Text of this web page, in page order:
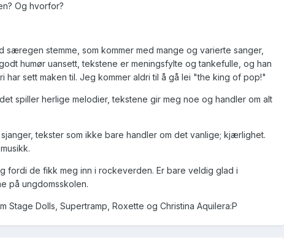
Og hvorfor?
særegen stemme, som kommer med mange og varierte sanger,
humør uansett, tekstene er meningsfylte og tankefulle, og han
sett maken til. Jeg kommer aldri til å gå lei "the king of pop!"
spiller herlige melodier, tekstene gir meg noe og handler om alt
tekster som ikke bare handler om det vanlige; kjærlighet.
fordi de fikk meg inn i rockeverden. Er bare veldig glad i
på ungdomsskolen.
Stage Dolls, Supertramp, Roxette og Christina Aquilera:P